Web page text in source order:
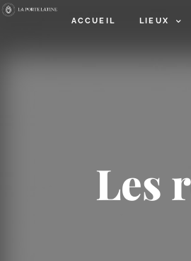
ACCUEIL LIEUX
Les